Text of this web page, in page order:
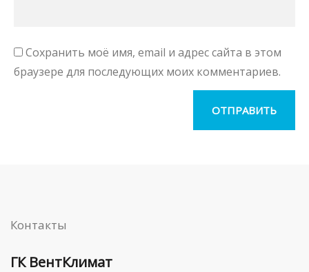
Сохранить моё имя, email и адрес сайта в этом
браузере для последующих моих комментариев.
Контакты
ГК ВентКлимат